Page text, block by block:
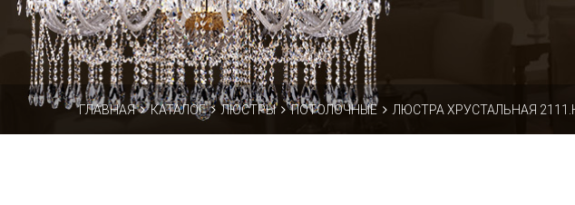
ГЛАВНАЯ КАТАЛОГ ЛЮСТРЫ ПОТОЛОЧНЫЕ ЛЮСТРА ХРУСТАЛЬНАЯ